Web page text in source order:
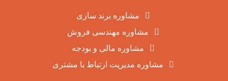
مشاوره برند سازی
مشاوره مهندسی فروش
مشاوره مالی و بودجه
مشاوره مدیریت ارتباط با مشتری